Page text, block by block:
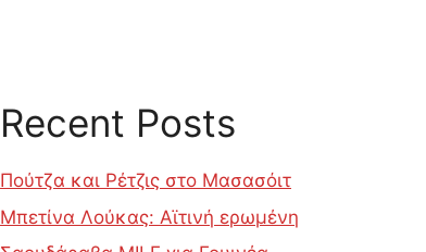
Recent Posts
Πούτζα και Ρέτζις στο Μασασόιτ
Μπετίνα Λούκας: Αϊτινή ερωμένη